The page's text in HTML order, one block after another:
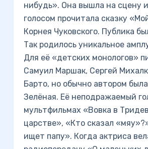
нибудь». Она вышла на сцену
голосом прочитала сказку
Корнея Чуковского. Публика
Так родилось уникальное
Для её «детских монологов»
Самуил Маршак, Сергей
Барто, но обычно автором
Зелёная. Её неподражаемый
мультфильмах «Вовка в
царстве», «Кто сказал
ищет папу». Когда актриса